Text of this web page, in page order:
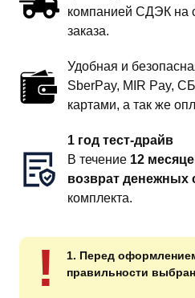
компанией СДЭК на
заказа.
Удобная и
SberPay, MIR Pay,
картами, а так же
1 год тест-драйв
В течение 12
возврат денежных
комплекта.
!
1. Перед
правильности